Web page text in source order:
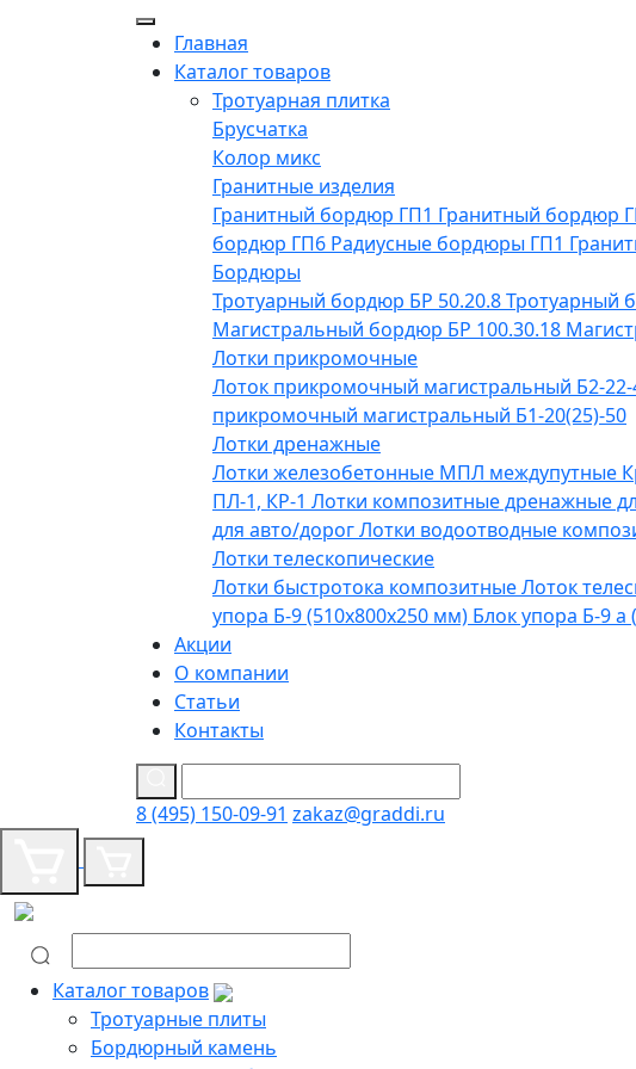
Главная
Каталог товаров
Тротуарная плитка
Брусчатка
Колор микс
Гранитные изделия
Гранитный бордюр ГП1 Гранитный бордюр
бордюр ГП6 Радиусные бордюры ГП1
Бордюры
Тротуарный бордюр БР 50.20.8Тротуарный
Магистральный бордюр БР 100.30.18
Лотки прикромочные
Лоток прикромочный магистральный Б2-22-
прикромочный магистральный Б1-20(25)-50
Лотки дренажные
Лотки железобетонные МПЛ междупутные
ПЛ-1, КР-1 Лотки композитные дренажные
для авто/дорогЛотки водоотводные
Лотки телескопические
Лотки быстротока композитныеЛоток
упора Б-9 (510х800х250 мм) Блок упора Б-9 а
Акции
О компании
Статьи
Контакты
8 (495) 150-09-91 zakaz@graddi.ru
Каталог товаров
Тротуарные плиты
Бордюрный камень